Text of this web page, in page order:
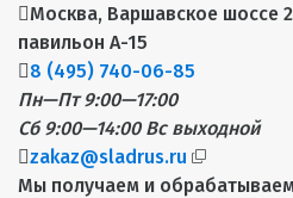
Москва, Варшавское шоссе
павильон А-15
8 (495) 740-06-85
Пн—Пт 9:00—17:00
Сб 9:00—14:00 Вс выходной
zakaz@sladrus.ru
Мы получаем и